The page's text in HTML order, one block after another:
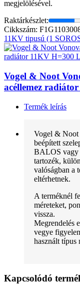
megjelölésével.
Raktárkészlet:
Cikkszám:
11KV tipusú (1
Vogel & Noot
acéllemez
Termék leírás
Vogel & Noot
beépített
BALOS vagy
tartozék,
valóságban a
eltérhetnek.
A terméknél
méreteket,
vissza.
Megrendelés
vegye
használt típus
Kapcsolódó